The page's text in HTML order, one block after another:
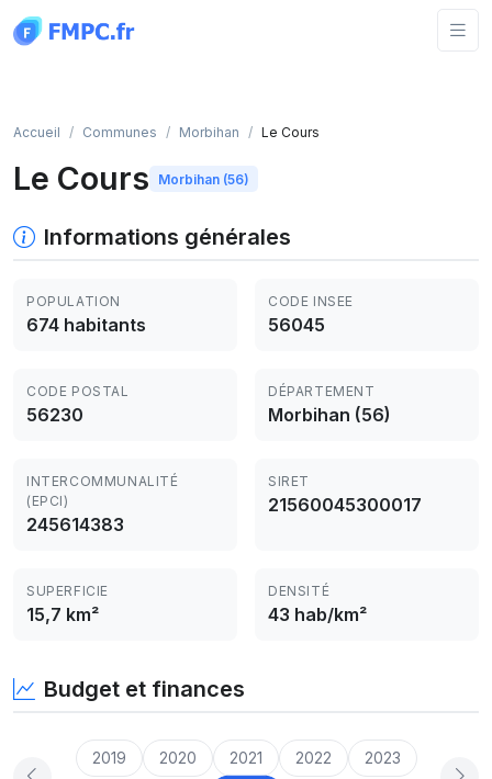
Accueil Communes Morbihan Le Cours
Le Cours Morbihan (56)
Informations générales
POPULATION
674 habitants
CODE INSEE
56045
CODE POSTAL
56230
DÉPARTEMENT
Morbihan (56)
INTERCOMMUNALITÉ
(EPCI)
245614383
SIRET
21560045300017
SUPERFICIE
15,7 km²
DENSITÉ
43 hab/km²
Budget et finances
2019 2020 2021 2022 2023
Panneau de gestion des cookies